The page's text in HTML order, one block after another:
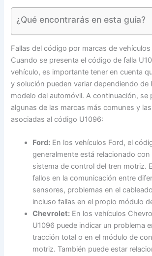
¿Qué encontrarás en esta guía?
Fallas del código por marcas de vehículos
Cuando se presenta el código de falla
vehículo, es importante tener en cuenta
y solución pueden variar dependiendo de
modelo del automóvil. A continuación, se
algunas de las marcas más comunes y
asociadas al código U1096:
Ford: En los vehículos Ford, el
generalmente está relacionado
sistema de control del tren motriz.
fallos en la comunicación entre
sensores, problemas en el
incluso fallas en el propio módulo
Chevrolet: En los vehículos
U1096 puede indicar un problema
tracción total o en el módulo de
motriz. También puede estar